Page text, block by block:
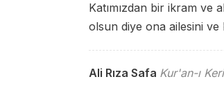
Katımızdan bir ikram ve
olsun diye ona ailesini ve
Ali Rıza Safa Kur'an-ı